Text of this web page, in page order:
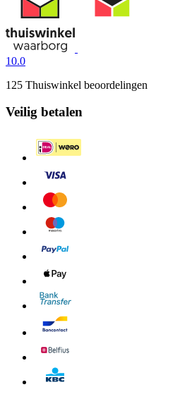
10.0
125 Thuiswinkel beoordelingen
Veilig betalen